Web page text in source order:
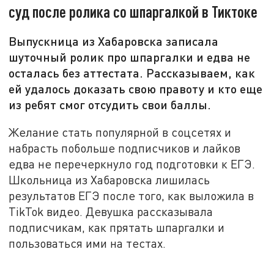
суд после ролика со шпаргалкой в Тиктоке
Выпускница из Хабаровска записала
шуточный ролик про шпаргалки и едва не
осталась без аттестата. Рассказываем, как
ей удалось доказать свою правоту и кто еще
из ребят смог отсудить свои баллы.
Желание стать популярной в соцсетях и
набрасть побольше подписчиков и лайков
едва не перечеркнуло год подготовки к ЕГЭ.
Школьница из Хабаровска лишилась
результатов ЕГЭ после того, как выложила в
TikTok видео. Девушка рассказывала
подписчикам, как прятать шпаргалки и
пользоваться ими на тестах.